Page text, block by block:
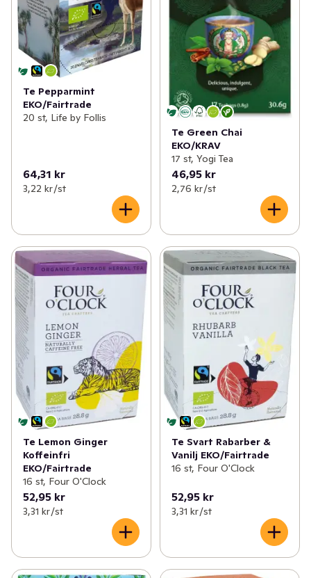
Te Pepparmint
EKO/Fairtrade
20 st, Life by Follis
64,31 kr
3,22 kr /st
Te Green Chai
EKO/KRAV
17 st, Yogi Tea
46,95 kr
2,76 kr /st
Te Lemon Ginger
Koffeinfri
EKO/Fairtrade
16 st, Four O'Clock
52,95 kr
3,31 kr /st
Te Svart Rabarber &
Vanilj EKO/Fairtrade
16 st, Four O'Clock
52,95 kr
3,31 kr /st